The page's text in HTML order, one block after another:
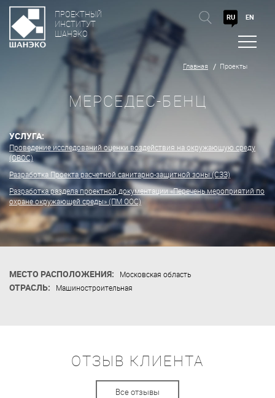
ПРОЕКТНЫЙ
ИНСТИТУТ
ШАНЭКО
RU EN
МЕРСЕДЕС-БЕНЦ
УСЛУГА:
Проведение исследований оценки воздействия на окружающую среду
(ОВОС)
Разработка Проекта расчетной санитарно-защитной зоны (СЗЗ)
Разработка раздела проектной документации «Перечень мероприятий по
охране окружающей среды» (ПМ ООС)
Главная Проекты
МЕСТО РАСПОЛОЖЕНИЯ: Московская область
ОТРАСЛЬ: Машиностроительная
ОТЗЫВ КЛИЕНТА
Все отзывы